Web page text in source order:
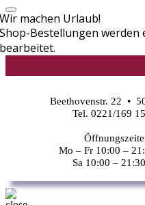
Wir machen Urlaub!
Shop-Bestellungen werden
bearbeitet.
Beethovenstr. 22 •
Tel. 0221/169
Mo – Fr 10:00 –
Sa 10:00 –